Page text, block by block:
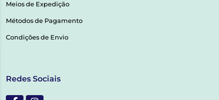
Meios de Expedição
Métodos de Pagamento
Condições de Envio
Redes Sociais